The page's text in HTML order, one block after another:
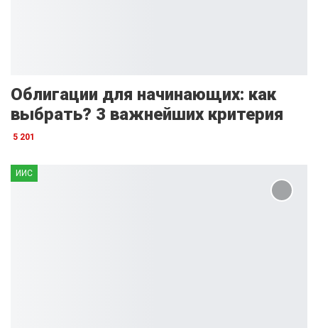
Облигации для начинающих: как
выбрать? 3 важнейших критерия
5 201
ИИС